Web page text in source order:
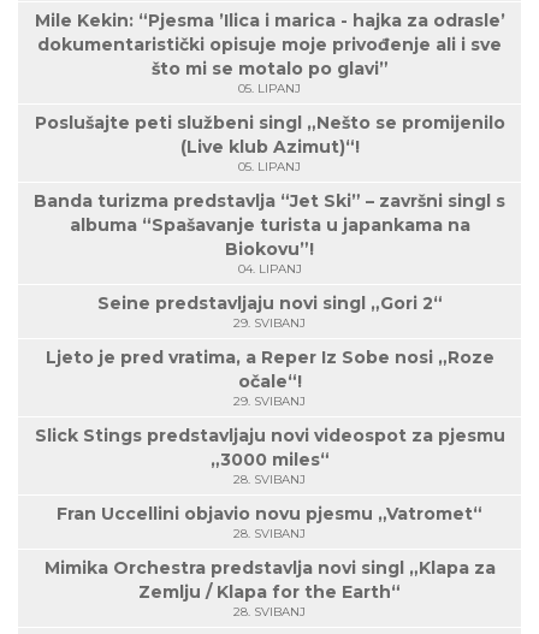
Mile Kekin: “Pjesma ’Ilica i marica - hajka za odrasle’
dokumentaristički opisuje moje privođenje ali i sve
što mi se motalo po glavi”
05. LIPANJ
Poslušajte peti službeni singl „Nešto se promijenilo
(Live klub Azimut)“!
05. LIPANJ
Banda turizma predstavlja “Jet Ski” – završni singl s
albuma “Spašavanje turista u japankama na
Biokovu”!
04. LIPANJ
Seine predstavljaju novi singl „Gori 2“
29. SVIBANJ
Ljeto je pred vratima, a Reper Iz Sobe nosi „Roze
očale“!
29. SVIBANJ
Slick Stings predstavljaju novi videospot za pjesmu
„3000 miles“
28. SVIBANJ
Fran Uccellini objavio novu pjesmu „Vatromet“
28. SVIBANJ
Mimika Orchestra predstavlja novi singl „Klapa za
Zemlju / Klapa for the Earth“
28. SVIBANJ